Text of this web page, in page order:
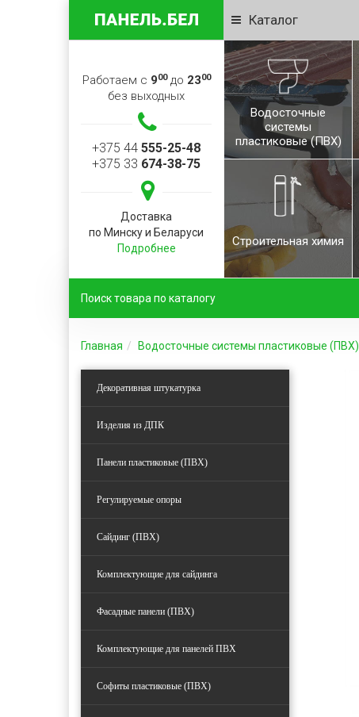
Каталог
Работаем с 900до 2300
без выходных
+375 44 555-25-48
+375 33 674-38-75
Доставка
по Минску и Беларуси
Подробнее
Водосточные
системы
пластиковые (ПВХ)
Строительная химия
Главная Водосточные системы пластиковые (ПВХ)
Декоративная штукатурка
Изделия из ДПК
Панели пластиковые (ПВХ)
Регулируемые опоры
Сайдинг (ПВХ)
Комплектующие для сайдинга
Фасадные панели (ПВХ)
Комплектующие для панелей ПВХ
Софиты пластиковые (ПВХ)